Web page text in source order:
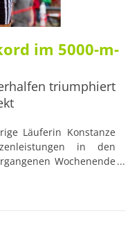
im 5000-m-
triumphiert
Läuferin Konstanze
in den
Wochenende
Rekord der 5000-m-